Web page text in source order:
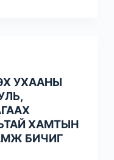
УХААНЫ
ХАМТЫН
БИЧИГ